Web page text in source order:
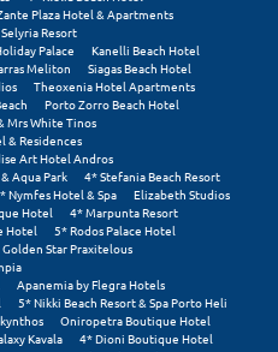
Plaza Hotel & Apartments
Resort
Palace
Kanelli Beach Hotel
Meliton
Siagas Beach Hotel
Theoxenia Hotel Apartments
Porto Zorro Beach Hotel
Mrs White Tinos
& Residences
Art Hotel Andros
Aqua Park
4* Stefania Beach Resort
Nymfes Hotel & Spa
Elizabeth Studios
Hotel
4* Marpunta Resort
Hotel
5* Rodos Palace Hotel
Golden Star Praxitelous
Apanemia by Flegra Hotels
5* Nikki Beach Resort & Spa Porto Heli
Oniropetra Boutique Hotel
Kavala
4* Dioni Boutique Hotel